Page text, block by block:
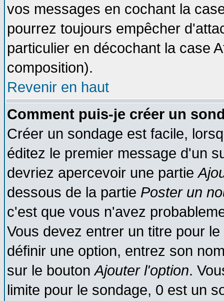
vos messages en cochant la
pourrez toujours empêcher
particulier en décochant la case
composition).
Revenir en haut
Comment puis-je créer un
Créer un sondage est facile,
éditez le premier message d'un
devriez apercevoir une partie
dessous de la partie Poster un
c'est que vous n'avez
Vous devez entrer un titre pour
définir une option, entrez son
sur le boutonAjouter l'option.
limite pour le sondage, 0 est un